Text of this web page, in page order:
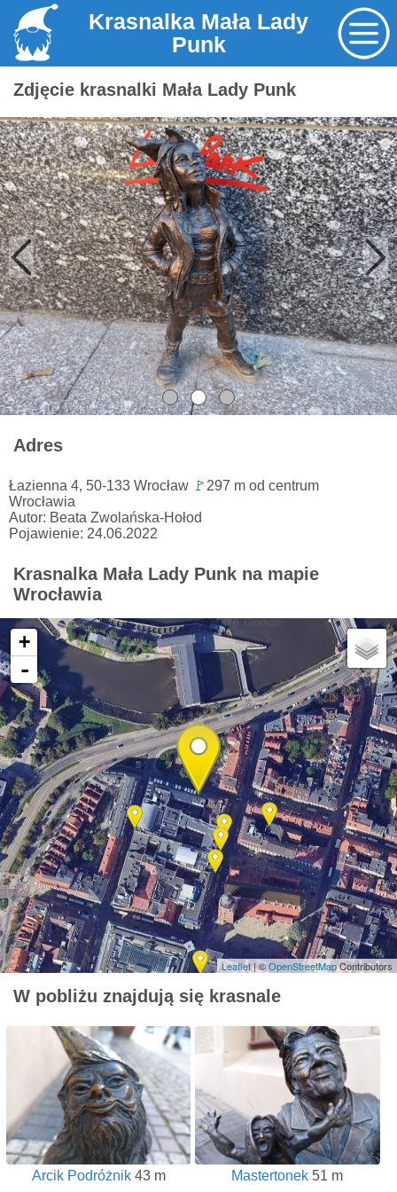
Krasnalka Mała Lady
Punk
Zdjęcie krasnalki Mała Lady Punk
Adres
Łazienna 4, 50-133 Wrocław 🚩 297 m od centrum
Wrocławia
Autor: Beata Zwolańska-Hołod
Pojawienie: 24.06.2022
Krasnalka Mała Lady Punk na mapie
Wrocławia
+
-
Leaflet| ©OpenStreetMapContributors
W pobliżu znajdują się krasnale
Arcik Podróżnik43 m Mastertonek 51 m